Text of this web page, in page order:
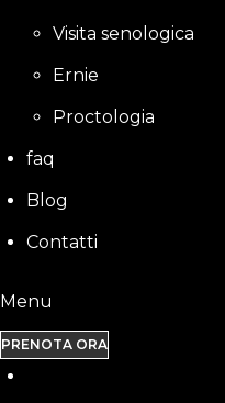
Visita senologica
Ernie
Proctologia
faq
Blog
Contatti
Menu
PRENOTA ORA